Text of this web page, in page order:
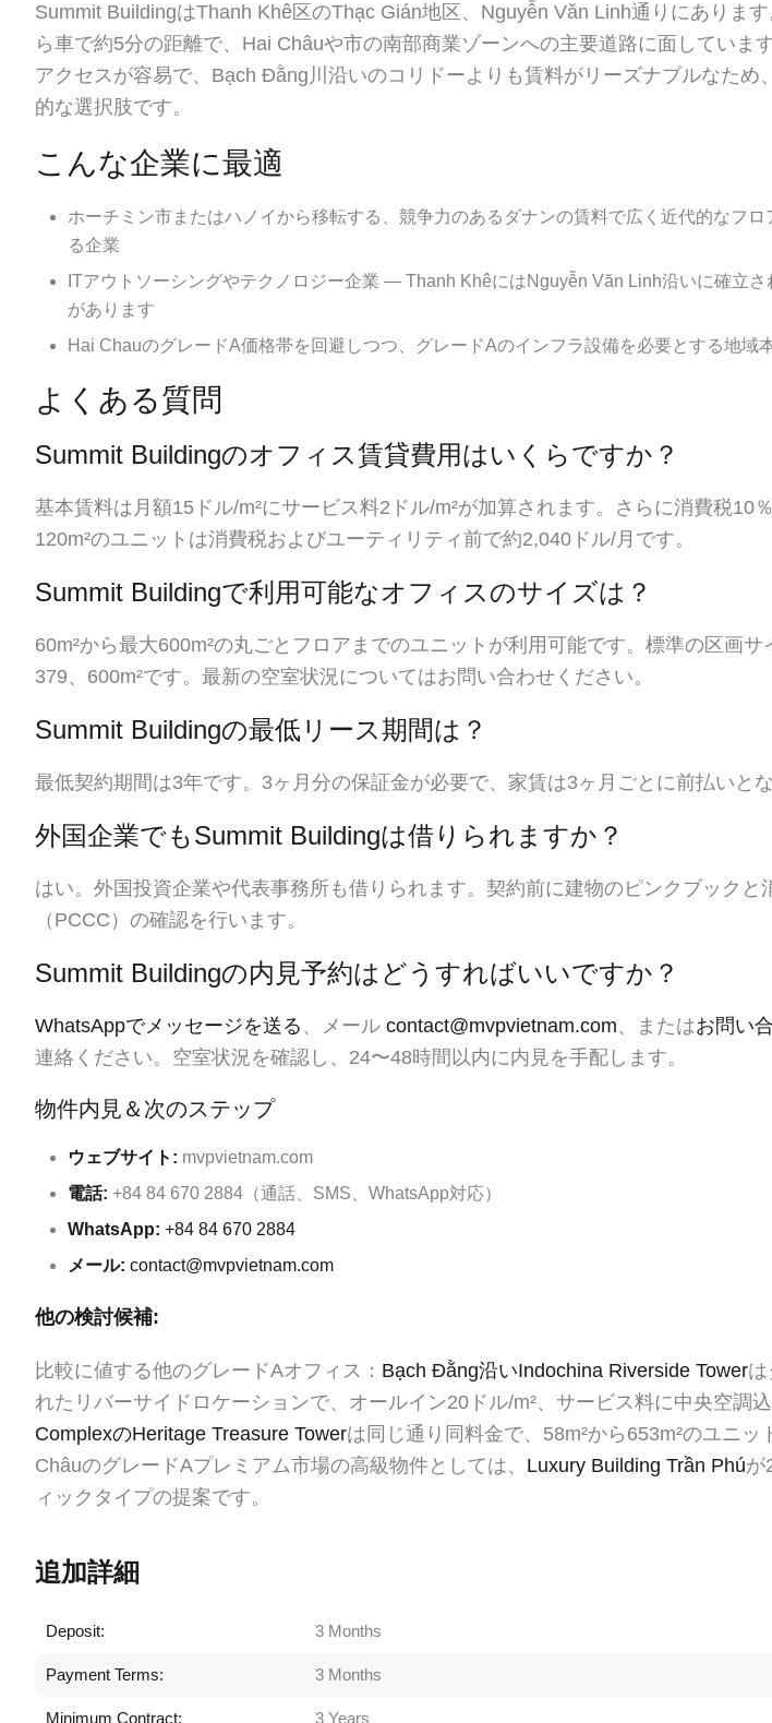
Summit BuildingはThanh Khê区のThạc Gián地区、Nguyễn Văn Linh通りにありま
ら車で約5分の距離で、Hai Châuや市の南部商業ゾーンへの主要道路に面していま
アクセスが容易で、Bạch Đằng川沿いのコリドーよりも賃料がリーズナブルなため
的な選択肢です。
こんな企業に最適
ホーチミン市またはハノイから移転する、競争力のあるダナンの賃料で広く近代的なフロ
る企業
ITアウトソーシングやテクノロジー企業 — Thanh KhêにはNguyễn Văn Linh沿いに確立さ
があります
Hai ChauのグレードA価格帯を回避しつつ、グレードAのインフラ設備を必要とする地域
よくある質問
Summit Buildingのオフィス賃貸費用はいくらですか？
基本賃料は月額15ドル/m²にサービス料2ドル/m²が加算されます。さらに消費税10
120m²のユニットは消費税およびユーティリティ前で約2,040ドル/月です。
Summit Buildingで利用可能なオフィスのサイズは？
60m²から最大600m²の丸ごとフロアまでのユニットが利用可能です。標準の区画サ
379、600m²です。最新の空室状況についてはお問い合わせください。
Summit Buildingの最低リース期間は？
最低契約期間は3年です。3ヶ月分の保証金が必要で、家賃は3ヶ月ごとに前払いとな
外国企業でもSummit Buildingは借りられますか？
はい。外国投資企業や代表事務所も借りられます。契約前に建物のピンクブックと
（PCCC）の確認を行います。
Summit Buildingの内見予約はどうすればいいですか？
WhatsAppでメッセージを送る 、メール contact@mvpvietnam.com、またはお問い
連絡ください。空室状況を確認し、24〜48時間以内に内見を手配します。
物件内見＆次のステップ
ウェブサイト: mvpvietnam.com
電話: +84 84 670 2884（通話、SMS、WhatsApp対応）
WhatsApp: +84 84 670 2884
メール: contact@mvpvietnam.com
他の検討候補:
比較に値する他のグレードAオフィス： Bạch Đằng沿いIndochina Riverside Towerは
れたリバーサイドロケーションで、オールイン20ドル/m²、サービス料に中央空調込
ComplexのHeritage Treasure Towerは同じ通り同料金で、58m²から653m²のユニッ
ChâuのグレードAプレミアム市場の高級物件としては、 Luxury Building Trần Phúが
ィックタイプの提案です。
追加詳細
Deposit: 3 Months
Payment Terms: 3 Months
Minimum Contract: 3 Years